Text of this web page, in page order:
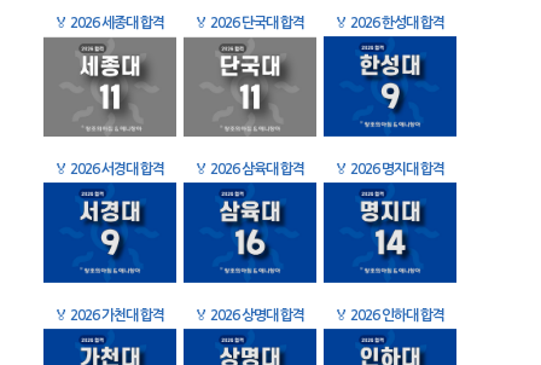
🏅 2026 세종대 합격 🏅 2026 단국대 합격 🏅 2026 한성대 합격
🏅 2026 서경대 합격 🏅 2026 삼육대 합격 🏅 2026 명지대 합격
🏅 2026 가천대 합격 🏅 2026 상명대 합격 🏅 2026 인하대 합격